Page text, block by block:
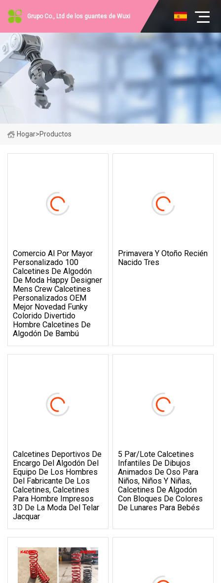
Grupo Co., Ltd de los guantes de Wuxi
Hogar>Productos
Comercio Al Por Mayor
Personalizado 100
Calcetines De Algodón
De Moda Happy Designer
Mens Crew Calcetines
Personalizados OEM
Mejor Novedad Funky
Colorido Divertido
Hombre Calcetines De
Algodón De Bambú
Primavera Y Otoño Recién
Nacido Tres
Calcetines Deportivos De
Encargo Del Algodón Del
Equipo De Los Hombres
Del Fabricante De Los
Calcetines, Calcetines
Para Hombre Impresos
3D De La Moda Del Telar
Jacquar
5 Par/lote Calcetines
Infantiles De Dibujos
Animados De Oso Para
Niños, Niños Y Niñas,
Calcetines De Algodón
Con Bloques De Colores
De Lunares Para Bebés